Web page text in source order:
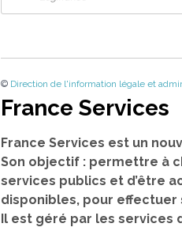
© Direction de l'information légale et
France Services
France Services est un
Son objectif : permettre à
services publics et d’être
disponibles, pour
Il est géré par les services